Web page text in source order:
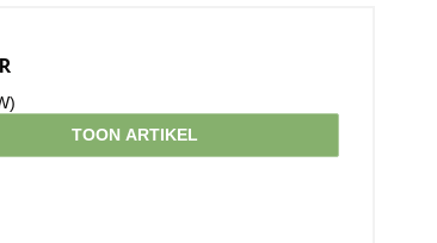
TOON ARTIKEL